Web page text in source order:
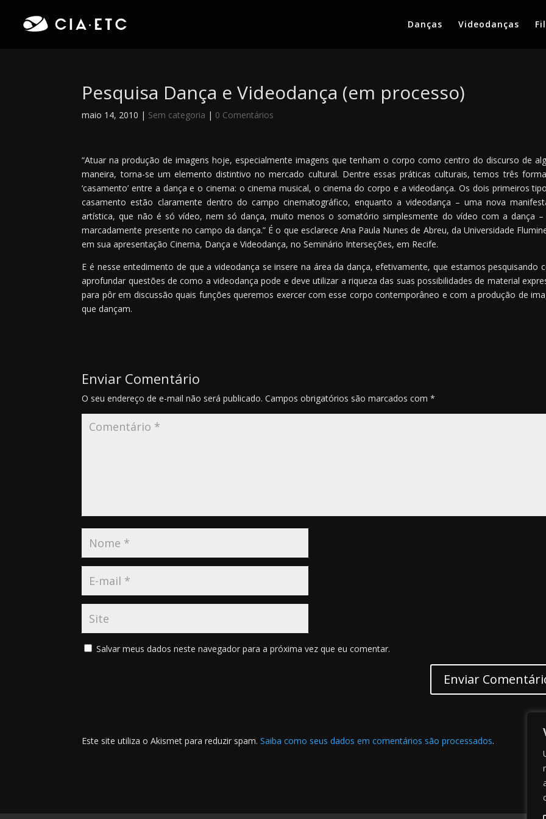
Danças Videodanças
Pesquisa Dança e Videodança (em processo)
maio 14, 2010 | Sem categoria | 0 Comentários
“Atuar na produção de imagens hoje, especialmente imagens que tenham o corpo como centro do discurso de
maneira, torna-se um elemento distintivo no mercado cultural. Dentre essas práticas culturais, temos três
‘casamento’ entre a dança e o cinema: o cinema musical, o cinema do corpo e a videodança. Os dois primeiros
casamento estão claramente dentro do campo cinematográfico, enquanto a videodança – uma nova
artística, que não é só vídeo, nem só dança, muito menos o somatório simplesmente do vídeo com a dança –
marcadamente presente no campo da dança.” É o que esclarece Ana Paula Nunes de Abreu, da Universidade
em sua apresentação Cinema, Dança e Videodança, no Seminário Interseções, em Recife.
E é nesse entedimento de que a videodança se insere na área da dança, efetivamente, que estamos pesquisando
aprofundar questões de como a videodança pode e deve utilizar a riqueza das suas possibilidades de material
para pôr em discussão quais funções queremos exercer com esse corpo contemporâneo e com a produção de
que dançam.
Enviar Comentário
O seu endereço de e-mail não será publicado. Campos obrigatórios são marcados com*
Salvar meus dados neste navegador para a próxima vez que eu comentar.
Este site utiliza o Akismet para reduzir spam.Saiba como seus dados em comentários são processados.